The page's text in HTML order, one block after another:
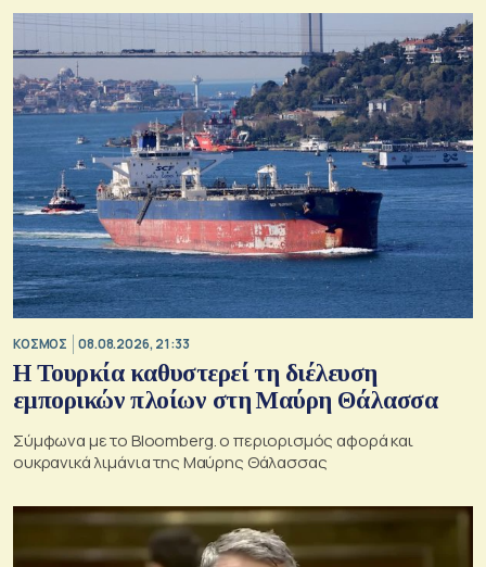
ΚΟΣΜΟΣ 08.08.2026, 21:33
Η Τουρκία καθυστερεί τη διέλευση
εμπορικών πλοίων στη Μαύρη Θάλασσα
Σύμφωνα με το Bloomberg. ο περιορισμός αφορά και
ουκρανικά λιμάνια της Μαύρης Θάλασσας